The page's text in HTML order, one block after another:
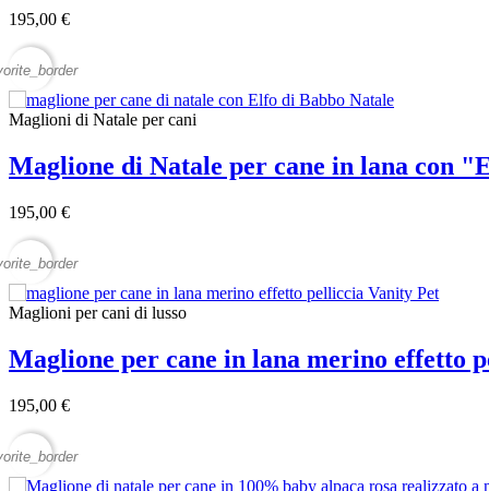
195,00 €
Maglioni di Natale per cani
Maglione di Natale per cane in lana con
195,00 €
Maglioni per cani di lusso
Maglione per cane in lana merino effetto
195,00 €